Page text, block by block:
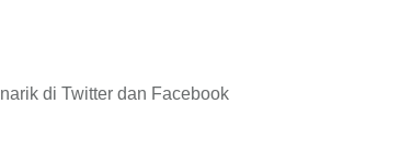
di Twitter dan Facebook